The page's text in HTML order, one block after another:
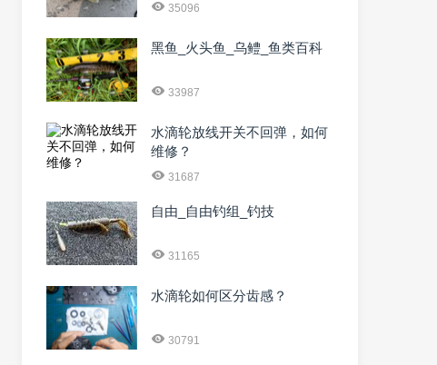
35096
黑鱼_火头鱼_乌鳢_鱼类百科
33987
水滴轮放线开关不回弹，如何
维修？
31687
自由_自由钓组_钓技
31165
水滴轮如何区分齿感？
30791